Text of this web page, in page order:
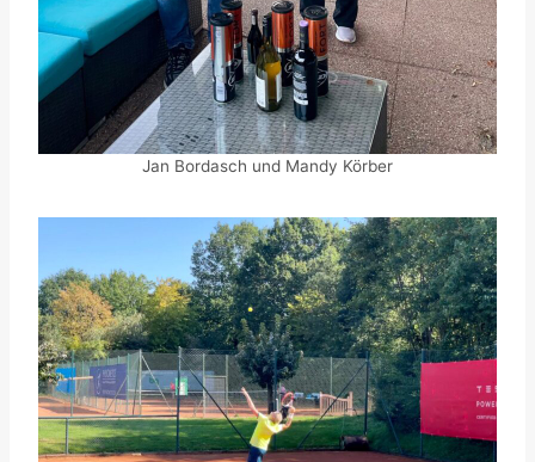
Jan Bordasch und Mandy Körber